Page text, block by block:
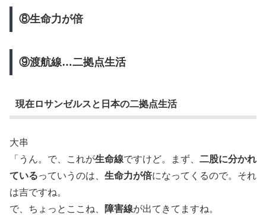
⑧生命力が倍
⑨渡航線…二拠点生活
現在ロサンゼルスと日本の二拠点生活
大串
「うん。で、これが生命線ですけど。まず、 二股に分かれ
ているっていうのは、 生命力が倍になってくるので。それ
は吉ですね。
で、ちょっとここね、
障害線が出てきてますね。